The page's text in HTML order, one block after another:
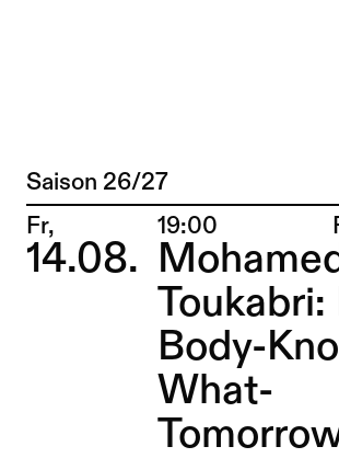
Zu Aktuelles springen
Zu Seiten springen
Enskat & Jansen –
Programm
Saison 26/27
Fr,
14.08.
19:00
Toukabri:
Body-
What-